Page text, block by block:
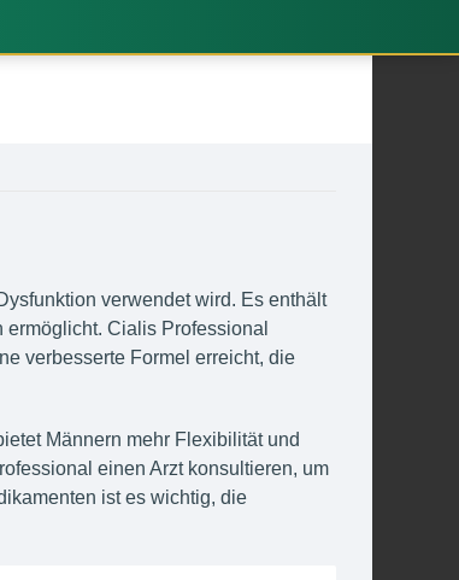
verwendet wird. Es enthält
Cialis Professional
verbesserte Formel erreicht, die
Männern mehr Flexibilität und
einen Arzt konsultieren, um
ist es wichtig, die